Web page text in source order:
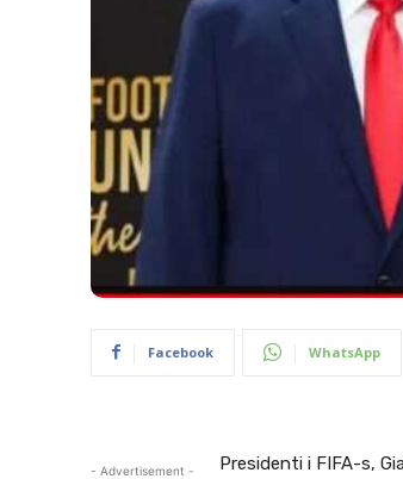
Facebook WhatsApp
- Advertisement -
Presidenti i FIFA-s,